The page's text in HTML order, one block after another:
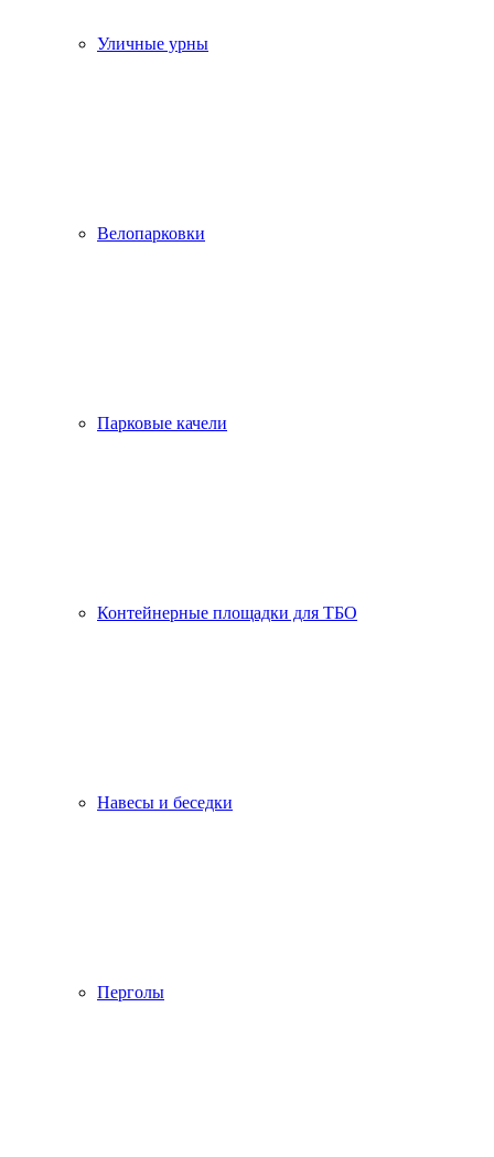
Уличные урны
Велопарковки
Парковые качели
Контейнерные площадки для ТБО
Навесы и беседки
Перголы